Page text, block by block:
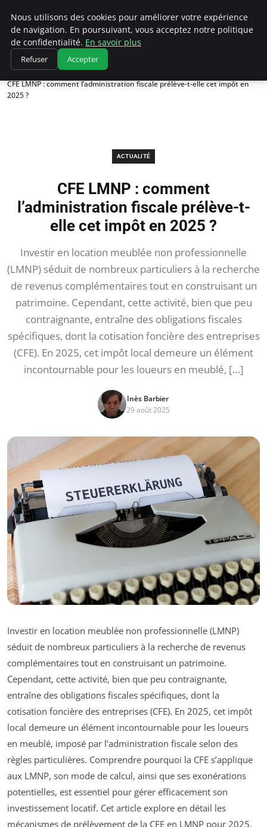
Chasseur De Tête
Accueil
Actualité
CFE LMNP : comment l’administration fiscale prélève-t-elle cet impôt en
2025 ?
ACTUALITÉ
CFE LMNP : comment
l’administration fiscale prélève-t-
elle cet impôt en 2025 ?
Investir en location meublée non professionnelle
(LMNP) séduit de nombreux particuliers à la recherche
de revenus complémentaires tout en construisant un
patrimoine. Cependant, cette activité, bien que peu
contraignante, entraîne des obligations fiscales
spécifiques, dont la cotisation foncière des entreprises
(CFE). En 2025, cet impôt local demeure un élément
incontournable pour les loueurs en meublé, […]
Inès Barbier
29 août 2025
Investir en location meublée non professionnelle (LMNP)
séduit de nombreux particuliers à la recherche de revenus
complémentaires tout en construisant un patrimoine.
Cependant, cette activité, bien que peu contraignante,
entraîne des obligations fiscales spécifiques, dont la
cotisation foncière des entreprises (CFE). En 2025, cet impôt
local demeure un élément incontournable pour les loueurs
en meublé, imposé par l’administration fiscale selon des
règles particulières. Comprendre pourquoi la CFE s’applique
aux LMNP, son mode de calcul, ainsi que ses exonérations
potentielles, est essentiel pour gérer efficacement son
investissement locatif. Cet article explore en détail les
mécanismes de prélèvement de la CFE en LMNP pour 2025,
Nous utilisons des cookies pour améliorer votre expérience
de navigation. En poursuivant, vous acceptez notre politique
de confidentialité. En savoir plus
Refuser Accepter